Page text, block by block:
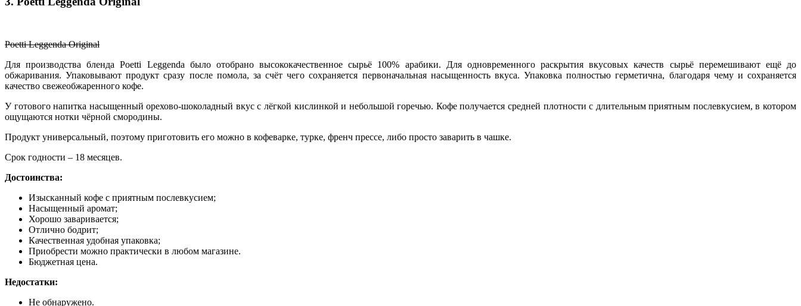
Poetti Leggenda Original
Для производства бленда Poetti Leggenda было отобрано высококачественное сырьё 100% арабики. Для одновременного раскрытия вкусовых качеств сырьё перемешивают ещё до
обжаривания. Упаковывают продукт сразу после помола, за счёт чего сохраняется первоначальная насыщенность вкуса. Упаковка полностью герметична, благодаря чему и сохраняется
качество свежеобжаренного кофе.
У готового напитка насыщенный орехово-шоколадный вкус с лёгкой кислинкой и небольшой горечью. Кофе получается средней плотности с длительным приятным послевкусием, в котором
ощущаются нотки чёрной смородины.
Продукт универсальный, поэтому приготовить его можно в кофеварке, турке, френч прессе, либо просто заварить в чашке.
Срок годности – 18 месяцев.
Достоинства:
Изысканный кофе с приятным послевкусием;
Насыщенный аромат;
Хорошо заваривается;
Отлично бодрит;
Качественная удобная упаковка;
Приобрести можно практически в любом магазине.
Бюджетная цена.
Недостатки:
Не обнаружено.